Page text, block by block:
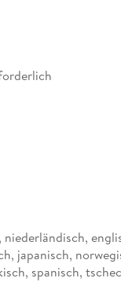
einfachen
und Ziele
die eine
spielen als
die in vielen
BRIO
niederländisch,
japanisch,
spanisch,